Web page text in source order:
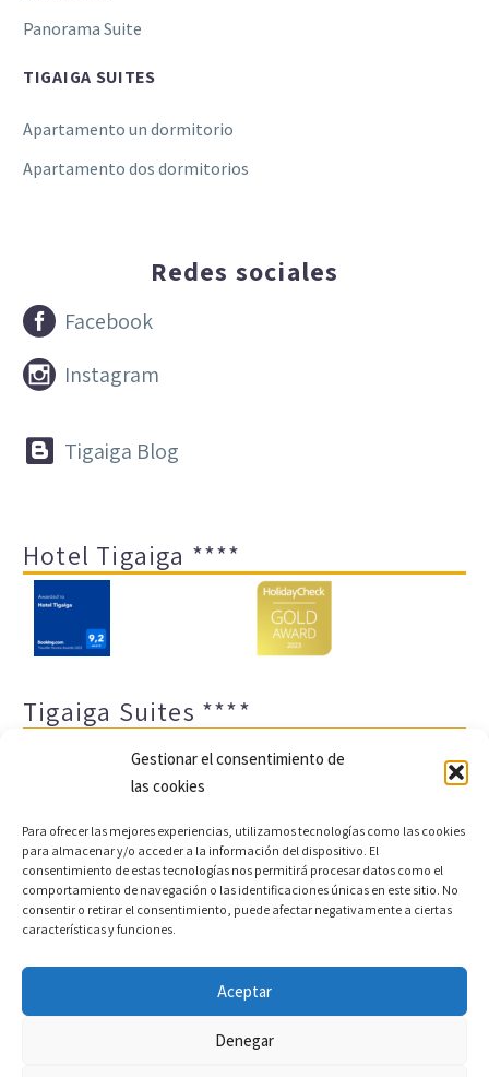
Gestionar el consentimiento de
las cookies
Para ofrecer las mejores experiencias, utilizamos tecnologías como las cookies
para almacenar y/o acceder a la información del dispositivo. El
consentimiento de estas tecnologías nos permitirá procesar datos como el
comportamiento de navegación o las identificaciones únicas en este sitio. No
consentir o retirar el consentimiento, puede afectar negativamente a ciertas
características y funciones.
Aceptar
Denegar
Panorama Suite
TIGAIGA SUITES
Apartamento un dormitorio
Apartamento dos dormitorios
Redes sociales

 Facebook

 Instagram

 Tigaiga Blog
Hotel Tigaiga ****
Tigaiga Suites ****
Aviso legal y política de privacidad
Transparencia
Cookies
Sitemap
Desarrollo web y motor de reservas